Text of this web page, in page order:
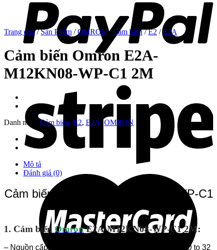
Trang chủ / Sản Phẩm / OMRON / Cảm biến / E2 / E2A
Cảm biến Omron E2A-
M12KN08-WP-C1 2M
Danh mục: Cảm biến E2, E2A OMRON
Mô tả
Đánh giá (0)
Cảm biến Omron E2A-M12KN08-WP-C1
1. Cảm biến OmronE2A-M12KN08-WP-C1 2M:
– Nguồn cấp: 12 – 24 VDC. Ripple (p-p): 10% max. (10 to 32